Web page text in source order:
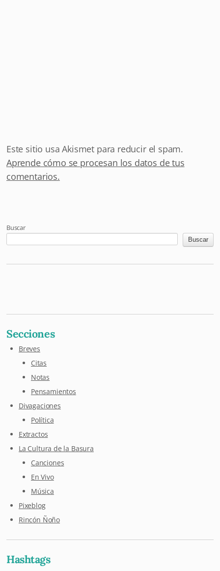
Este sitio usa Akismet para reducir el spam.
Aprende cómo se procesan los datos de tus
comentarios.
Buscar
Buscar
Secciones
Breves
Citas
Notas
Pensamientos
Divagaciones
Política
Extractos
La Cultura de la Basura
Canciones
En Vivo
Música
Pixeblog
Rincón Ñoño
Hashtags